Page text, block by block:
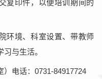
复印件，以便培训期间的
环境、科室设置、带教师
与生活。
电话：0731-84917724